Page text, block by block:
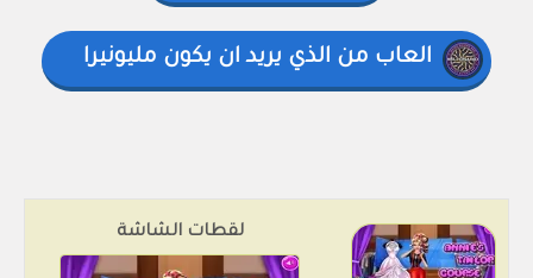
العاب من الذي يريد ان يكون مليونيرا
لقطات الشاشة